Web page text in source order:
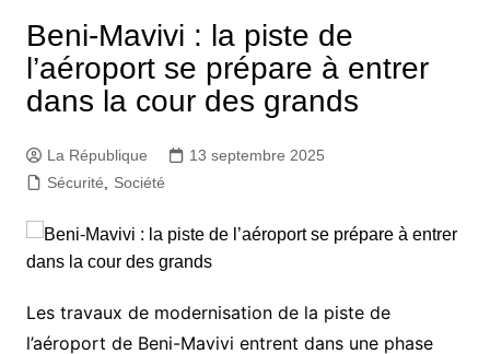
Beni-Mavivi : la piste de
l’aéroport se prépare à entrer
dans la cour des grands
La République
13 septembre 2025
Sécurité
Société
Les travaux de modernisation de la piste de
l’aéroport de Beni-Mavivi entrent dans une phase